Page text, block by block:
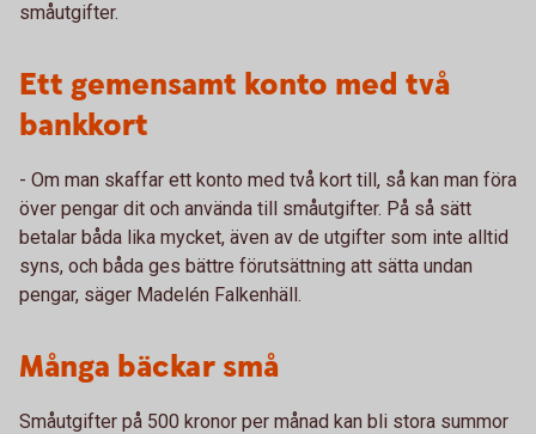
småutgifter.
Ett gemensamt konto med två
bankkort
- Om man skaffar ett konto med två kort till, så kan man föra
över pengar dit och använda till småutgifter. På så sätt
betalar båda lika mycket, även av de utgifter som inte alltid
syns, och båda ges bättre förutsättning att sätta undan
pengar, säger Madelén Falkenhäll.
Många bäckar små
Småutgifter på 500 kronor per månad kan bli stora summor